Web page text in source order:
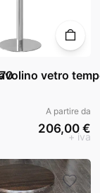
vetro
A partire da
206,00 €
+ iva